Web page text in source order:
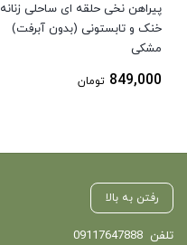
پیراهن نخی حلقه ای ساحلی زنانه
خنک و تابستونی (بدون آبرفت)
مشکی
849,000 تومان
رفتن به بالا
تلفن 09117647888